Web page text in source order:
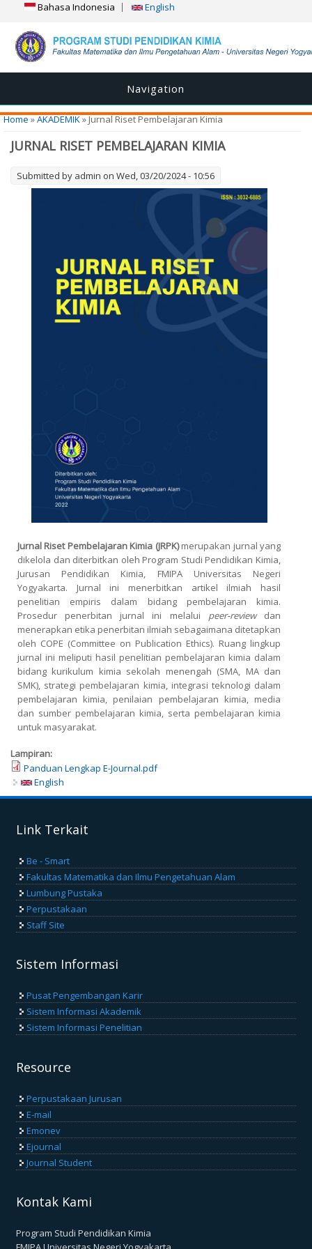
Bahasa Indonesia English
Navigation
You are here
Home »AKADEMIK» Jurnal Riset Pembelajaran Kimia
JURNAL RISET PEMBELAJARAN KIMIA
Submitted by admin on Wed, 03/20/2024 - 10:56
Jurnal Riset Pembelajaran Kimia (JRPK)merupakan jurnal yang
dikelola dan diterbitkan oleh Program Studi Pendidikan Kimia,
Jurusan Pendidikan Kimia, FMIPA Universitas Negeri
Yogyakarta. Jurnal ini menerbitkan artikel ilmiah hasil
penelitian empiris dalam bidang pembelajaran kimia.
Prosedur penerbitan jurnal ini melalui peer-reviewdan
menerapkan etika penerbitan ilmiah sebagaimana ditetapkan
oleh COPE (Committee on Publication Ethics). Ruang lingkup
jurnal ini meliputi hasil penelitian pembelajaran kimia dalam
bidang kurikulum kimia sekolah menengah (SMA, MA dan
SMK), strategi pembelajaran kimia, integrasi teknologi dalam
pembelajaran kimia, penilaian pembelajaran kimia, media
dan sumber pembelajaran kimia, serta pembelajaran kimia
untuk masyarakat.
Lampiran:
Panduan Lengkap E-Journal.pdf
English
Link Terkait
Be - Smart
Fakultas Matematika dan Ilmu Pengetahuan Alam
Lumbung Pustaka
Perpustakaan
Staff Site
Sistem Informasi
Pusat Pengembangan Karir
Sistem Informasi Akademik
Sistem Informasi Penelitian
Resource
Perpustakaan Jurusan
E-mail
Emonev
Ejournal
Journal Student
Kontak Kami
Program Studi Pendidikan Kimia